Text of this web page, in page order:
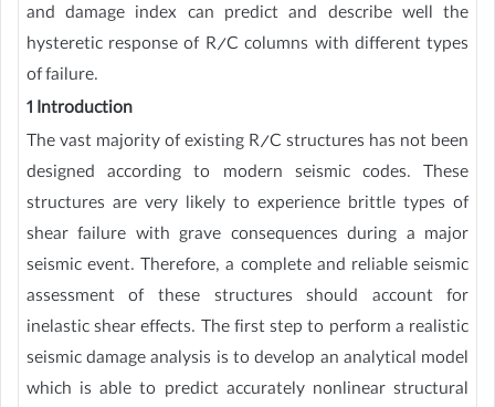
and damage index can predict and describe well the
hysteretic response of R/C columns with different types
of failure.
1 Introduction
The vast majority of existing R/C structures has not been
designed according to modern seismic codes. These
structures are very likely to experience brittle types of
shear failure with grave consequences during a major
seismic event. Therefore, a complete and reliable seismic
assessment of these structures should account for
inelastic shear effects. The first step to perform a realistic
seismic damage analysis is to develop an analytical model
which is able to predict accurately nonlinear structural